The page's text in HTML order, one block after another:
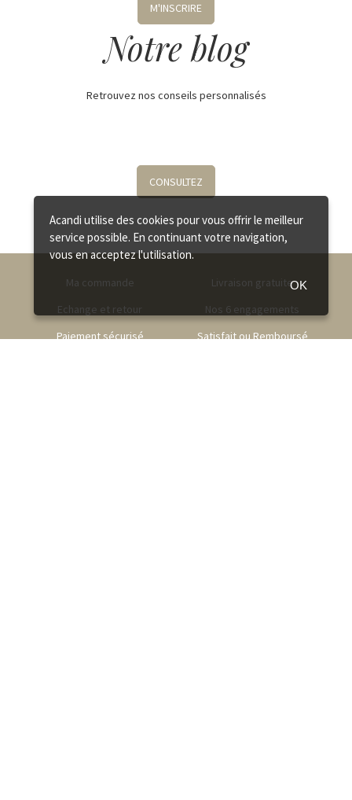
M'INSCRIRE
Notre blog
Retrouvez nos conseils personnalisés
CONSULTEZ
Ma commande
Livraison gratuite
Echange et retour
Nos 6 engagements
Paiement sécurisé
Satisfait ou Remboursé
Acandi utilise des cookies pour vous offrir le meilleur
service possible. En continuant votre navigation,
vous en acceptez l'utilisation.
OK